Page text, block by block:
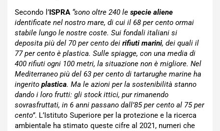
Secondo l’ ISPRA “sono oltre 240 le specie aliene
identificate nel nostro mare, di cui il 68 per cento ormai
stabile lungo le nostre coste. Sui fondali italiani si
deposita più del 70 per cento dei rifiuti marini, dei quali il
77 per cento è plastica. Sulle spiagge, con una media di
400 rifiuti ogni 100 metri, la situazione non è migliore. Nel
Mediterraneo più del 63 per cento di tartarughe marine ha
ingerito plastica. Ma le azioni per la sostenibilità stanno
dando i loro frutti: gli stock ittici, pur rimanendo
sovrasfruttati, in 6 anni passano dall’85 per cento al 75 per
cento”. L’Istituto Superiore per la protezione e la ricerca
ambientale ha stimato queste cifre al 2021, numeri che